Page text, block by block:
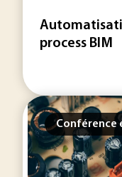
process BIM
Conférence